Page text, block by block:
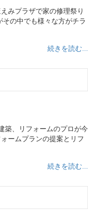
みプラザで家の修理祭り
の中でも様々な方がチラ
続きを読む...
築、リフォームのプロが今
ームプランの提案とリフ
続きを読む...